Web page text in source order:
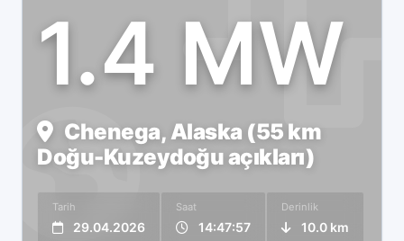
1.4 MW
Chenega, Alaska (55 km
Doğu-Kuzeydoğu açıkları)
Tarih
29.04.2026
Saat
14:47:57
Derinlik
10.0 km